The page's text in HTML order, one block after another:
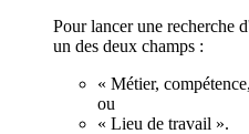
Pour lancer une recherche
un des deux champs :
« Métier,
ou
« Lieu de travail ».